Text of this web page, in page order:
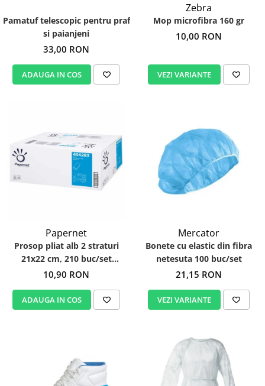
Pamatuf telescopic pentru praf
si paianjeni
33,00 RON
ADAUGA IN COS
Zebra
Mop microfibra 160 gr
10,00 RON
VEZI VARIANTE
Papernet
Prosop pliat alb 2 straturi
21x22 cm, 210 buc/set
Papernet 404283
10,90 RON
ADAUGA IN COS
Mercator
Bonete cu elastic din fibra
netesuta 100 buc/set
21,15 RON
VEZI VARIANTE